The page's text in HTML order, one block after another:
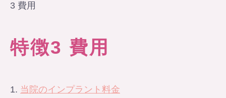
3 費用
特徴3 費用
当院のインプラント料金